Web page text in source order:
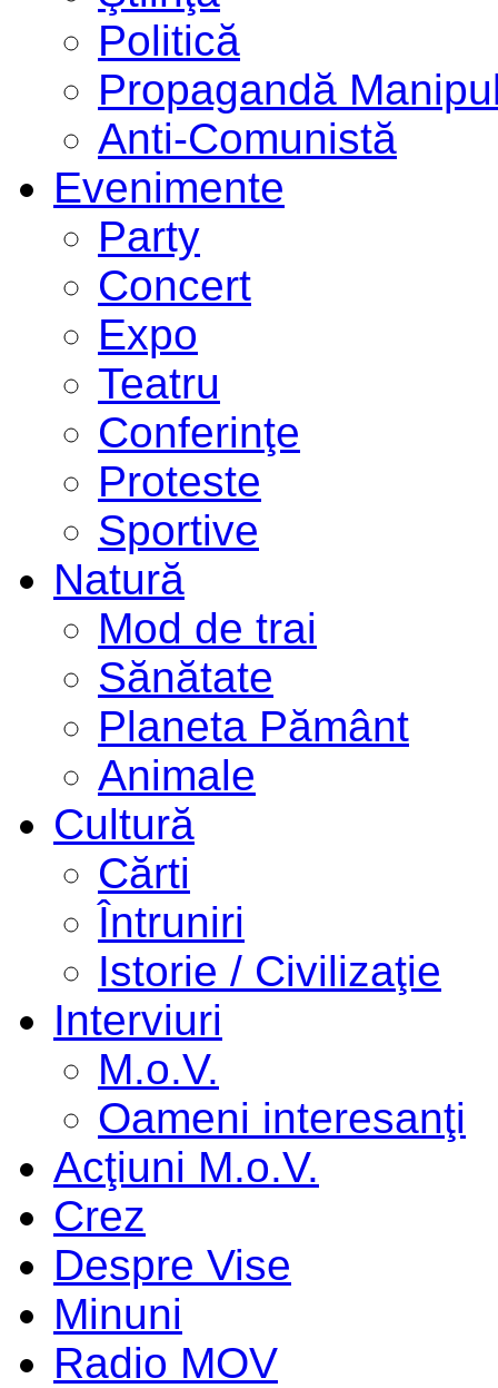
Politică
Propagandă
Anti-Comunistă
Evenimente
Party
Concert
Expo
Teatru
Conferinţe
Proteste
Sportive
Natură
Mod de trai
Sănătate
Planeta Pământ
Animale
Cultură
Cărti
Întruniri
Istorie / Civilizaţie
Interviuri
M.o.V.
Oameni interesanţi
Acţiuni M.o.V.
Crez
Despre Vise
Minuni
Radio MOV